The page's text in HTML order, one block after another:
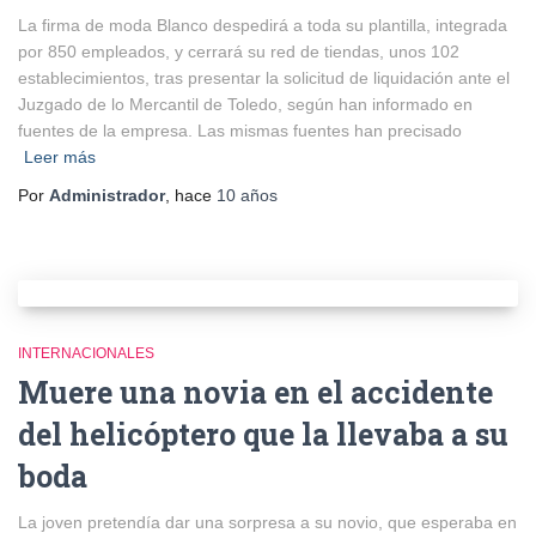
La firma de moda Blanco despedirá a toda su plantilla, integrada
por 850 empleados, y cerrará su red de tiendas, unos 102
establecimientos, tras presentar la solicitud de liquidación ante el
Juzgado de lo Mercantil de Toledo, según han informado en
fuentes de la empresa. Las mismas fuentes han precisado
Leer más
Por Administrador, hace 10 años
INTERNACIONALES
Muere una novia en el accidente
del helicóptero que la llevaba a su
boda
La joven pretendía dar una sorpresa a su novio, que esperaba en